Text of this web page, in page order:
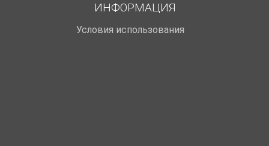
ИНФОРМАЦИЯ
Условия использования